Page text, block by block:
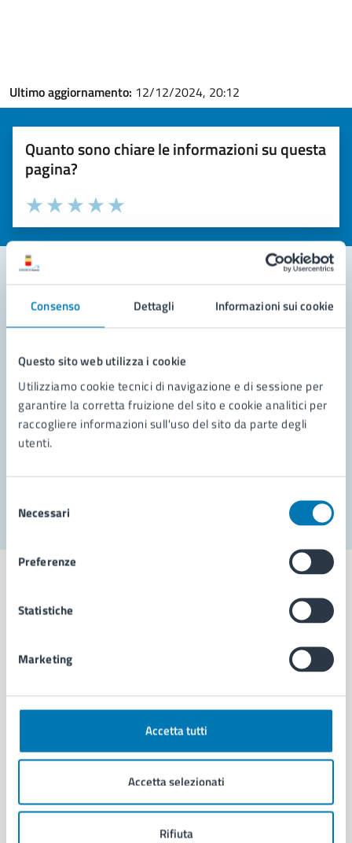
Consenso Dettagli Informazioni sui cookie
Questo sito web utilizza i cookie
Utilizziamo cookie tecnici di navigazione e di sessione per
garantire la corretta fruizione del sito e cookie analitici per
raccogliere informazioni sull'uso del sito da parte degli
utenti.
delNecessari
Preferenze
Statistiche
Marketing
Accetta tutti
Accetta selezionati
Rifiuta
Ultimo aggiornamento: 12/12/2024, 20:12
Quanto sono chiare le informazioni su questa
pagina?
Valuta la chiarezza delle informazioni (da 1 a 5 stelle)
Seleziona il numero di stelle per valutare la chiarezza delle
Valuta 5 stelle su 5
Valuta 4 stelle su 5
Valuta 3 stelle su 5
Valuta 2 stelle su 5
Valuta 1 stelle su 5
Contatta il comune
Richiedi assistenza
Prenota appuntamento
Problemi in città
Aree amministrative
Uffici
Politici